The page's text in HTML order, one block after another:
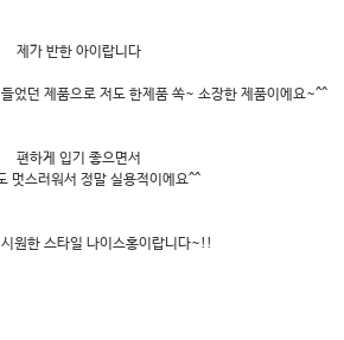
제가 반한 아이랍니다
었던 제품으로 저도 한제품 쏙~ 소장한 제품이에요~^^
편하게 입기 좋으면서
멋스러워서 정말 실용적이에요^^
원한 스타일 나이스홍이랍니다~!!